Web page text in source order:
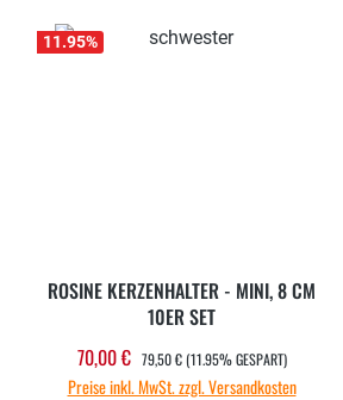
11.95%
ROSINE KERZENHALTER - MINI, 8 CM
10ER SET
Verkaufspreis:
70,00 € REGULÄRER PREIS:
79,50 € (11.95% GESPART)
Preise inkl. MwSt. zzgl. Versandkosten